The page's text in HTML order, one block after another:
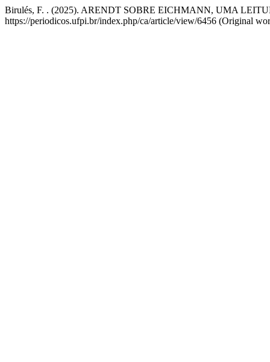
Birulés, F. . (2025). ARENDT SOBRE EICHMANN, UMA
https://periodicos.ufpi.br/index.php/ca/article/view/6456 (Original